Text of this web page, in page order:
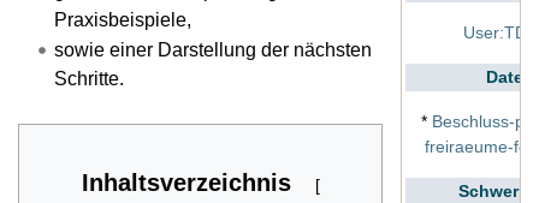
* Beschluss-
freiraeume-
Praxisbeispiele,
sowie einer Darstellung der nächsten
Schritte.
Inhaltsverzeichnis